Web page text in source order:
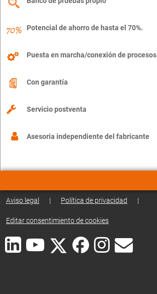
Potencial de ahorro de hasta el 70%.
Puesta en marcha/conexión de procesos
Con garantía
Servicio postventa
Asesoria independiente del fabricante
Aviso legal | Política de privacidad |
Editar consentimiento de cookies